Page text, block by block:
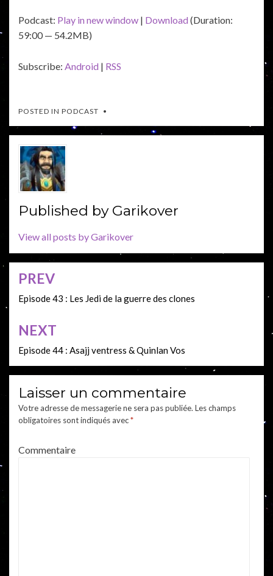
Podcast: Play in new window | Download(Duration:
59:00 — 54.2MB)
Subscribe: Android | RSS
POSTED IN PODCAST
Published by Garikover
View all posts by Garikover
Navigation
de
l’article
PREV
Episode 43 : Les Jedi de la guerre des clones
NEXT
Episode 44 : Asajj ventress & Quinlan Vos
Laisser un commentaire
Votre adresse de messagerie ne sera pas publiée. Les champs
obligatoires sont indiqués avec*
Commentaire